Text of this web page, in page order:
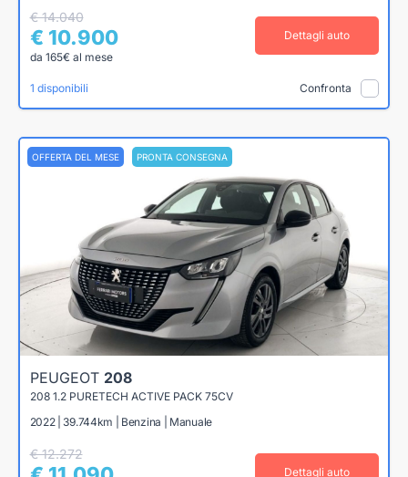
€ 14.040
€ 10.900
da 165€ al mese
Dettagli auto
1 disponibili Confronta
OFFERTA DEL MESE PRONTA CONSEGNA
PEUGEOT 208
208 1.2 PURETECH ACTIVE PACK 75CV
2022 | 39.744km | Benzina | Manuale
€ 12.272
Dettagli auto